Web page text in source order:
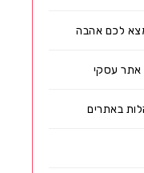
לכם אהבה
אתר עסקי